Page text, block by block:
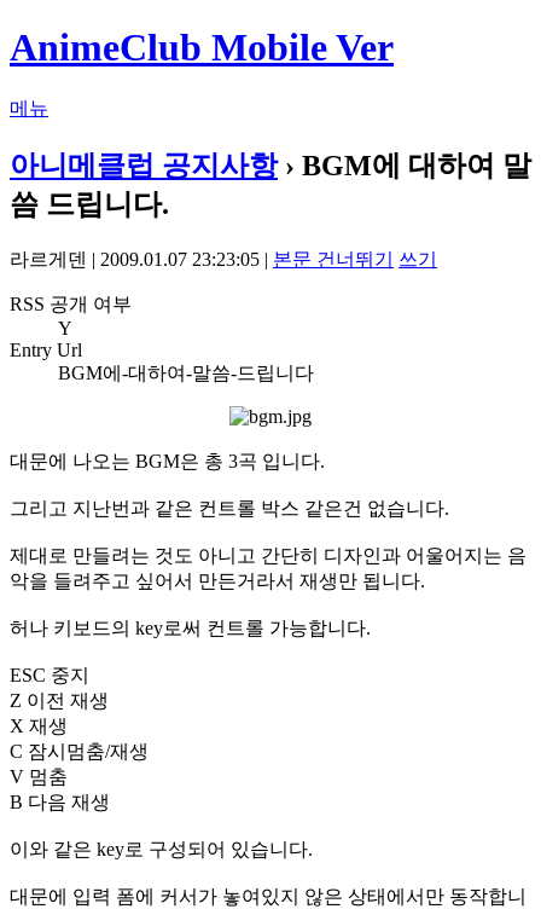
AnimeClub Mobile Ver
메뉴
아니메클럽 공지사항› BGM에 대하여 말
씀 드립니다.
라르게덴 | 2009.01.07 23:23:05 | 본문 건너뛰기 쓰기
RSS 공개 여부
Y
Entry Url
BGM에-대하여-말씀-드립니다
대문에 나오는 BGM은 총 3곡 입니다.
그리고 지난번과 같은 컨트롤 박스 같은건 없습니다.
제대로 만들려는 것도 아니고 간단히 디자인과 어울어지는 음
악을 들려주고 싶어서 만든거라서 재생만 됩니다.
허나 키보드의 key로써 컨트롤 가능합니다.
ESC 중지
Z 이전 재생
X 재생
C 잠시멈춤/재생
V 멈춤
B 다음 재생
이와 같은 key로 구성되어 있습니다.
대문에 입력 폼에 커서가 놓여있지 않은 상태에서만 동작합니